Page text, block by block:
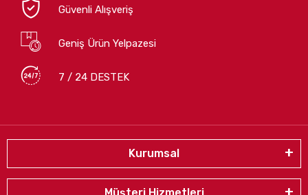
Güvenli Alışveriş
Geniş Ürün Yelpazesi
7 / 24 DESTEK
Kurumsal